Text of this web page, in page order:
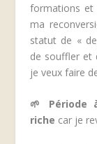
formations
ma
statut de «
de souffler et
je veux faire
🌱 Période
riche car je